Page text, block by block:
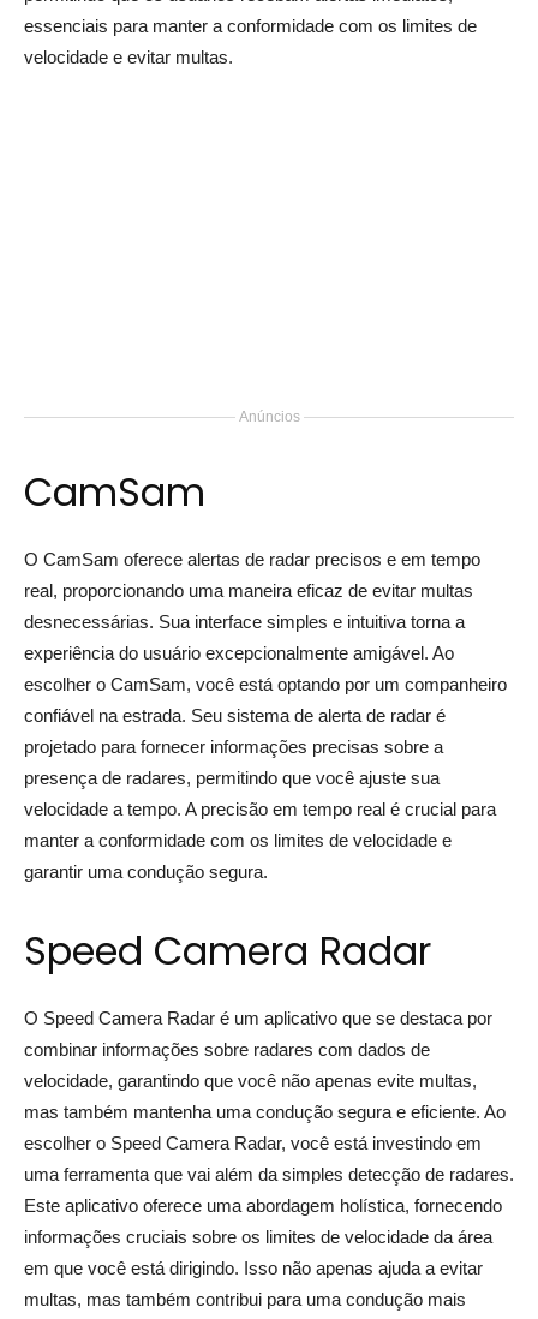
essenciais para manter a conformidade com os limites de
velocidade e evitar multas.
Anúncios
CamSam
O CamSam oferece alertas de radar precisos e em tempo
real, proporcionando uma maneira eficaz de evitar multas
desnecessárias. Sua interface simples e intuitiva torna a
experiência do usuário excepcionalmente amigável. Ao
escolher o CamSam, você está optando por um companheiro
confiável na estrada. Seu sistema de alerta de radar é
projetado para fornecer informações precisas sobre a
presença de radares, permitindo que você ajuste sua
velocidade a tempo. A precisão em tempo real é crucial para
manter a conformidade com os limites de velocidade e
garantir uma condução segura.
Speed Camera Radar
O Speed Camera Radar é um aplicativo que se destaca por
combinar informações sobre radares com dados de
velocidade, garantindo que você não apenas evite multas,
mas também mantenha uma condução segura e eficiente. Ao
escolher o Speed Camera Radar, você está investindo em
uma ferramenta que vai além da simples detecção de radares.
Este aplicativo oferece uma abordagem holística, fornecendo
informações cruciais sobre os limites de velocidade da área
em que você está dirigindo. Isso não apenas ajuda a evitar
multas, mas também contribui para uma condução mais